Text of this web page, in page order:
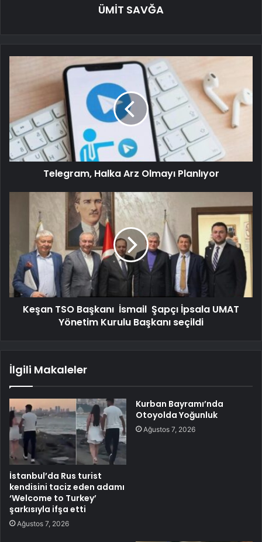
ÜMİT SAVĞA
Telegram, Halka Arz Olmayı Planlıyor
Keşan TSO Başkanı İsmail Şapçı İpsala UMAT
Yönetim Kurulu Başkanı seçildi
İlgili Makaleler
İstanbul’da Rus turist
kendisini taciz eden adamı
‘Welcome to Turkey’
şarkısıyla ifşa etti
Ağustos 7, 2026
Kurban Bayramı’nda
Otoyolda Yoğunluk
Ağustos 7, 2026